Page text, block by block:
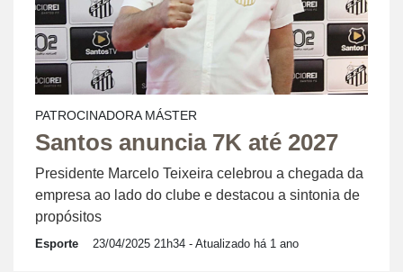
PATROCINADORA MÁSTER
Santos anuncia 7K até 2027
Presidente Marcelo Teixeira celebrou a chegada da
empresa ao lado do clube e destacou a sintonia de
propósitos
Esporte 23/04/2025 21h34 - Atualizado há 1 ano